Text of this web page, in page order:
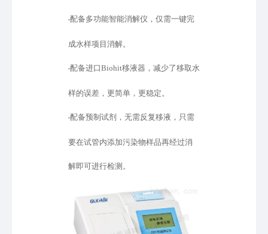
•配备多功能智能消解仪，仅需一键完
成水样项目消解。
•配备进口 Biohit移液器，减少了移取水
样的误差，更简单，更稳定。
•配备预制试剂，无需反复移液，只需
要在试管内添加污染物样品再经过消
解即可进行检测。